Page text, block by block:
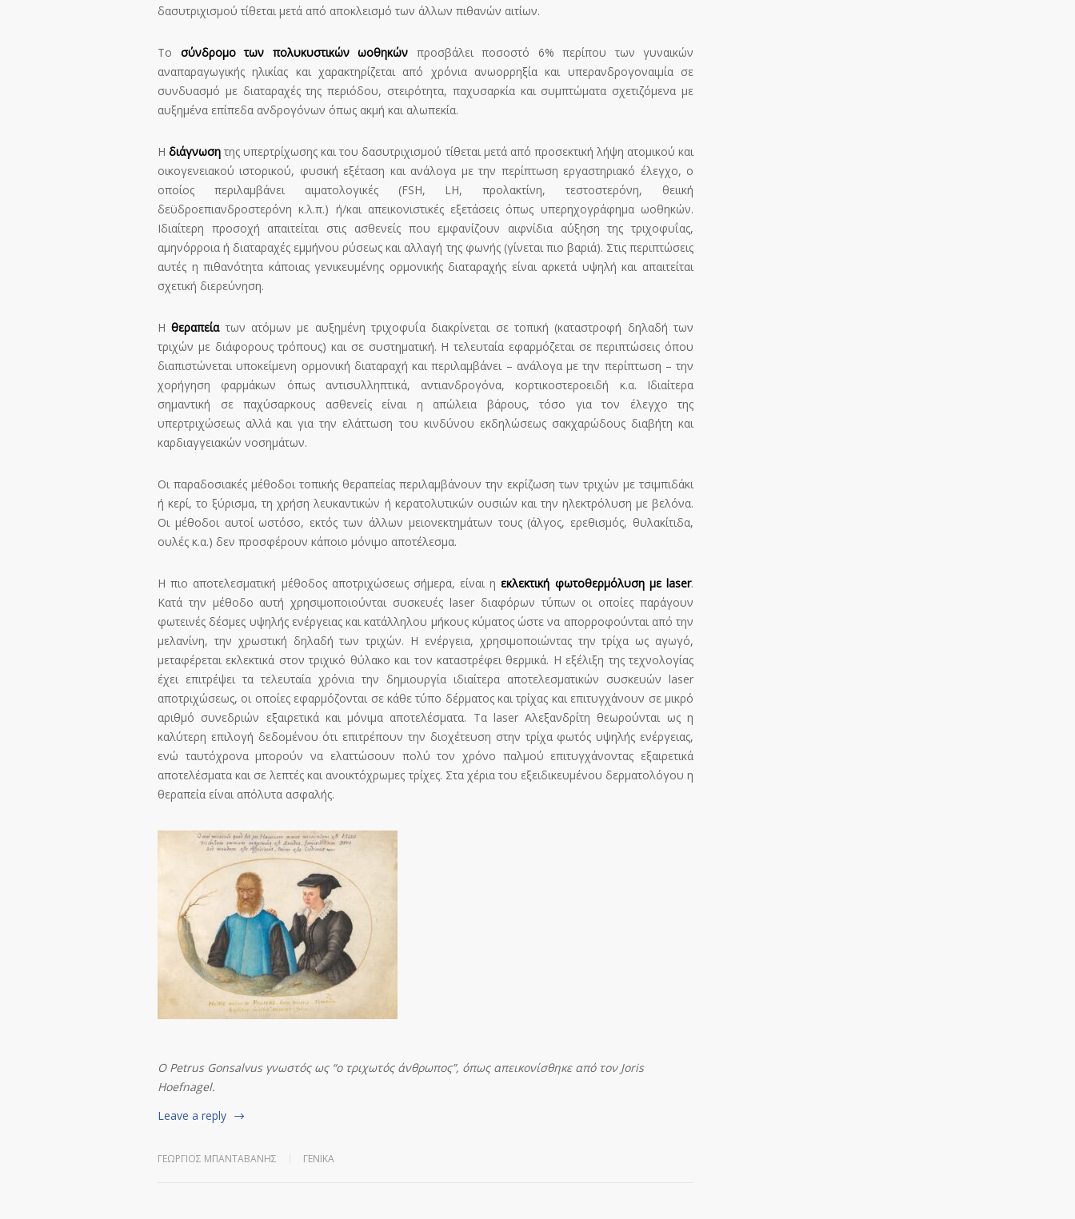
δασυτριχισμού τίθεται μετά από αποκλεισμό των άλλων πιθανών αιτίων.
Το σύνδρομο των πολυκυστικών ωοθηκών προσβάλει ποσοστό 6% περίπου των γυναικών
αναπαραγωγικής ηλικίας και χαρακτηρίζεται από χρόνια ανωορρηξία και υπερανδρογοναιμία σε
συνδυασμό με διαταραχές της περιόδου, στειρότητα, παχυσαρκία και συμπτώματα σχετιζόμενα με
αυξημένα επίπεδα ανδρογόνων όπως ακμή και αλωπεκία.
Ηδιάγνωση της υπερτρίχωσης και του δασυτριχισμού τίθεται μετά από προσεκτική λήψη ατομικού και
οικογενειακού ιστορικού, φυσική εξέταση και ανάλογα με την περίπτωση εργαστηριακό έλεγχο, ο
οποίος περιλαμβάνει αιματολογικές (FSH, LH, προλακτίνη, τεστοστερόνη, θειική
δεϋδροεπιανδροστερόνη κ.λ.π.) ή/και απεικονιστικές εξετάσεις όπως υπερηχογράφημα ωοθηκών.
Ιδιαίτερη προσοχή απαιτείται στις ασθενείς που εμφανίζουν αιφνίδια αύξηση της τριχοφυΐας,
αμηνόρροια ή διαταραχές εμμήνου ρύσεως και αλλαγή της φωνής (γίνεται πιο βαριά). Στις περιπτώσεις
αυτές η πιθανότητα κάποιας γενικευμένης ορμονικής διαταραχής είναι αρκετά υψηλή και απαιτείται
σχετική διερεύνηση.
Ηθεραπείατων ατόμων με αυξημένη τριχοφυΐα διακρίνεται σε τοπική (καταστροφή δηλαδή των
τριχών με διάφορους τρόπους) και σε συστηματική. Η τελευταία εφαρμόζεται σε περιπτώσεις όπου
διαπιστώνεται υποκείμενη ορμονική διαταραχή και περιλαμβάνει – ανάλογα με την περίπτωση – την
χορήγηση φαρμάκων όπως αντισυλληπτικά, αντιανδρογόνα, κορτικοστεροειδή κ.α. Ιδιαίτερα
σημαντική σε παχύσαρκους ασθενείς είναι η απώλεια βάρους, τόσο για τον έλεγχο της
υπερτριχώσεως αλλά και για την ελάττωση του κινδύνου εκδηλώσεως σακχαρώδους διαβήτη και
καρδιαγγειακών νοσημάτων.
Οι παραδοσιακές μέθοδοι τοπικής θεραπείας περιλαμβάνουν την εκρίζωση των τριχών με τσιμπιδάκι
ή κερί, το ξύρισμα, τη χρήση λευκαντικών ή κερατολυτικών ουσιών και την ηλεκτρόλυση με βελόνα.
Οι μέθοδοι αυτοί ωστόσο, εκτός των άλλων μειονεκτημάτων τους (άλγος, ερεθισμός, θυλακίτιδα,
ουλές κ.α.) δεν προσφέρουν κάποιο μόνιμο αποτέλεσμα.
Η πιο αποτελεσματική μέθοδος αποτριχώσεως σήμερα, είναι ηεκλεκτική φωτοθερμόλυση με laser.
Κατά την μέθοδο αυτή χρησιμοποιούνται συσκευές laser διαφόρων τύπων οι οποίες παράγουν
φωτεινές δέσμες υψηλής ενέργειας και κατάλληλου μήκους κύματος ώστε να απορροφούνται από την
μελανίνη, την χρωστική δηλαδή των τριχών. Η ενέργεια, χρησιμοποιώντας την τρίχα ως αγωγό,
μεταφέρεται εκλεκτικά στον τριχικό θύλακο και τον καταστρέφει θερμικά. Η εξέλιξη της τεχνολογίας
έχει επιτρέψει τα τελευταία χρόνια την δημιουργία ιδιαίτερα αποτελεσματικών συσκευών laser
αποτριχώσεως, οι οποίες εφαρμόζονται σε κάθε τύπο δέρματος και τρίχας και επιτυγχάνουν σε μικρό
αριθμό συνεδριών εξαιρετικά και μόνιμα αποτελέσματα. Τα laser Αλεξανδρίτη θεωρούνται ως η
καλύτερη επιλογή δεδομένου ότι επιτρέπουν την διοχέτευση στην τρίχα φωτός υψηλής ενέργειας,
ενώ ταυτόχρονα μπορούν να ελαττώσουν πολύ τον χρόνο παλμού επιτυγχάνοντας εξαιρετικά
αποτελέσματα και σε λεπτές και ανοικτόχρωμες τρίχες. Στα χέρια του εξειδικευμένου δερματολόγου η
θεραπεία είναι απόλυτα ασφαλής.
Ο Petrus Gonsalvus γνωστός ως “o τριχωτός άνθρωπος”, όπως απεικονίσθηκε από τον Joris
Hoefnagel.
Leave a reply
ΓΕΏΡΓΙΟΣ ΜΠΑΝΤΑΒΆΝΗΣ ΓΕΝΙΚΆ